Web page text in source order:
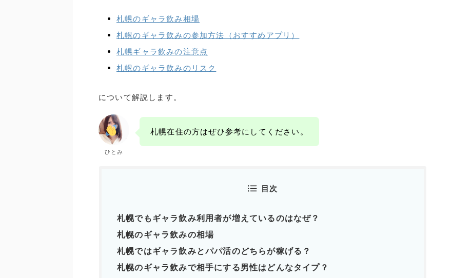
札幌のギャラ飲み相場
札幌のギャラ飲みの参加方法（おすすめアプリ）
札幌ギャラ飲みの注意点
札幌のギャラ飲みのリスク
について解説します。
ひとみ
札幌在住の方はぜひ参考にしてください。
目次
札幌でもギャラ飲み利用者が増えているのはなぜ？
札幌のギャラ飲みの相場
札幌ではギャラ飲みとパパ活のどちらが稼げる？
札幌のギャラ飲みで相手にする男性はどんなタイプ？